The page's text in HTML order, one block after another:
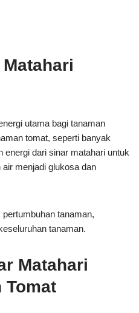
utama bagi tanaman
tomat, seperti banyak
energi dari sinar matahari untuk
menjadi glukosa dan
tanaman,
tanaman.
Matahari
Tomat